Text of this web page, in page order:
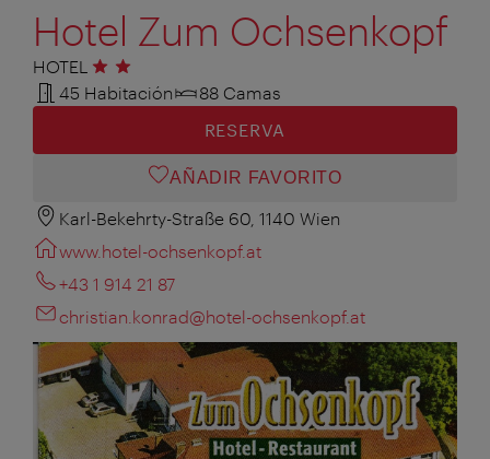
Hotel Zum Ochsenkopf
HOTEL 2 estrellas
45 Habitación
88 Camas
RESERVA
AÑADIR FAVORITO
Karl-Bekehrty-Straße 60, 1140 Wien
www.hotel-ochsenkopf.at
+43 1 914 21 87
christian.konrad@hotel-ochsenkopf.at